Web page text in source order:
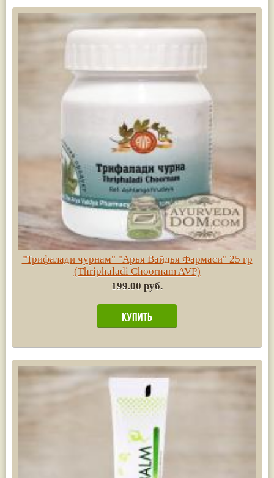
"Трифалади чурнам" "Арья Вайдья Фармаси" 25 гр
(Thriphaladi Choornam AVP)
199.00 руб.